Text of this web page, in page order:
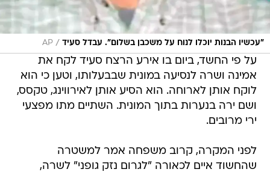
"עכשיו הבנות יוכלו לנוח על משכבן בשלום". עבדל סעיד /
AP
על פי החשד, ביום בו אירע הרצח סעיד לקח את
אמינה ושרה לנסיעה במונית שבבעלותו, וטען כי הוא
לוקח אותן לארוחה. הוא הסיע אותן לאירווינג, טקסס,
ושם ירה בנערות בתוך המונית. השתיים מתו מפצעי
ירי מרובים.
לפני המקרה, קרוב משפחה אמר למשטרה
שהחשוד איים לכאורה "לגרום נזק גופני" לשרה,